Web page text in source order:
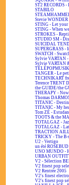
ST2 RECORDS -
STABILO
Stevie WONDER
STING - Let
STING - When
STROKES -
STUDIO SM -
SUICIDAL
SUPERGRASS -
SWATCH -
Sylvie VARTAN -
Sylvie VARTAN
TANGER - Le
TECHNIKART
Terence TRENT
the GUIDE/the
THERAPY -
Thomas
TITANIC -
TITANIC - My
Tom ZÉ -
TOOTS & the
TOTALGAZ -
TOTALGAZ -
TRACTION
TRICKY - The
U2 - Vertigo
un été
UNO MUNDO -
URBAN
V2 - Sélection
V2 finest pop
V2 Rentrée 2005
V2's finest
V2's finest pop